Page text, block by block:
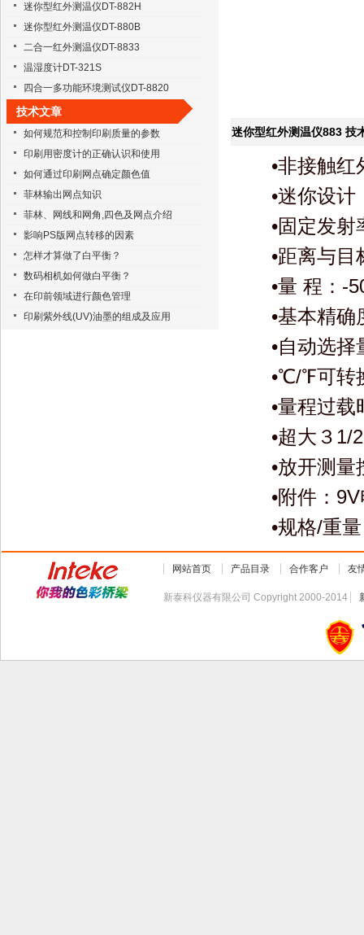
迷你型红外测温仪DT-882H
迷你型红外测温仪DT-880B
二合一红外测温仪DT-8833
温湿度计DT-321S
四合一多功能环境测试仪DT-8820
技术文章
如何规范和控制印刷质量的参数
印刷用密度计的正确认识和使用
如何通过印刷网点确定颜色值
菲林输出网点知识
菲林、网线和网角,四色及网点介绍
影响PS版网点转移的因素
怎样才算做了白平衡？
数码相机如何做白平衡？
在印前领域进行颜色管理
印刷紫外线(UV)油墨的组成及应用
迷你型红外测温仪883 技
•非接触
•迷你设
•固定发
•距离与
•量 程：-
•基本精
•自动选
•℃/℉可转
•量程过载
•超大３1/
•放开测
•附件：
•规格/重
网站首页 产品目录 合作客户 友
新泰科仪器有限公司 Copyright 2000-2014